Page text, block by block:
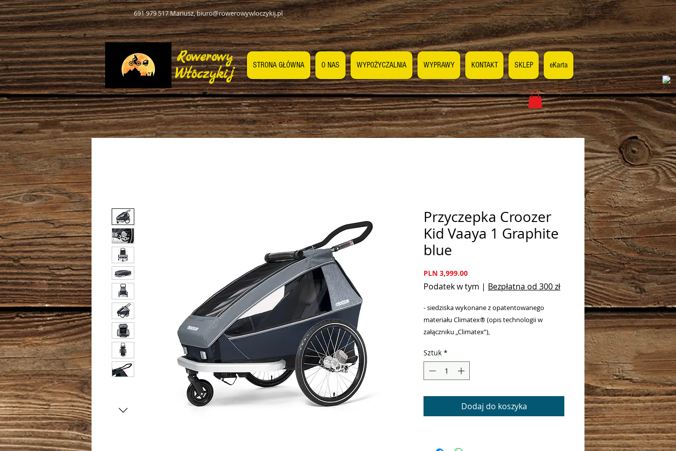
691 979 517 Mariusz,biuro@rowerowywloczykij.pl
Rowerowy
Włóczykij
STRONA GŁÓWNA O NAS WYPOŻYCZALNIA WYPRAWY KONTAKT SKLEP eKarta
Przyczepka Croozer
Kid Vaaya 1 Graphite
blue
PLN 3,999.00Cena
Podatek w tym | Bezpłatna od 300 zł
- siedziska wykonane z opatentowanego
materiału Climatex® (opis technologii w
załączniku „Climatex”),
AirPad®,
- 3w1 – w komplecie zestaw rowerowy (dyszel z
zamkiem + jeden zaczep) oraz spacerowy
- oświetlenie Busch + Muller (USB, przewód w
zestawie, tryb zmierzchu i czujnik ruchu),
Sztuk *
Dodaj do koszyka